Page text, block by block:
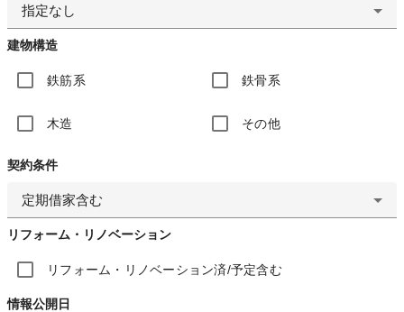
指定なし
建物構造
鉄筋系 鉄骨系
木造 その他
契約条件
定期借家含む
リフォーム・リノベーション
リフォーム・リノベーション済/予定含む
情報公開日